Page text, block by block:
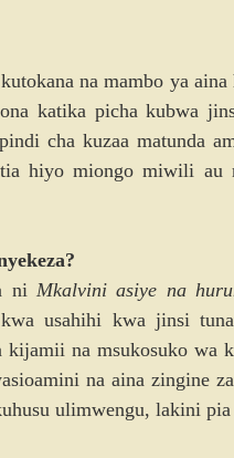
na mambo ya
katika picha kubwa
cha kuzaa matunda
hiyo miongo miwili au
ni Mkalvini asiye na
usahihi kwa jinsi
na msukosuko wa
na aina zingine
ulimwengu, lakini